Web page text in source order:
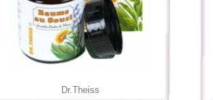
Dr.Theiss